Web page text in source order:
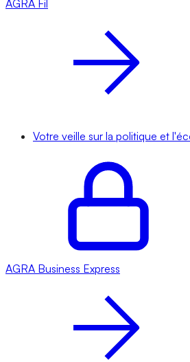
AGRA Fil
Votre veille sur la politique et
AGRA Business Express